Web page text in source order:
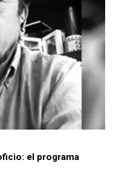
el programa